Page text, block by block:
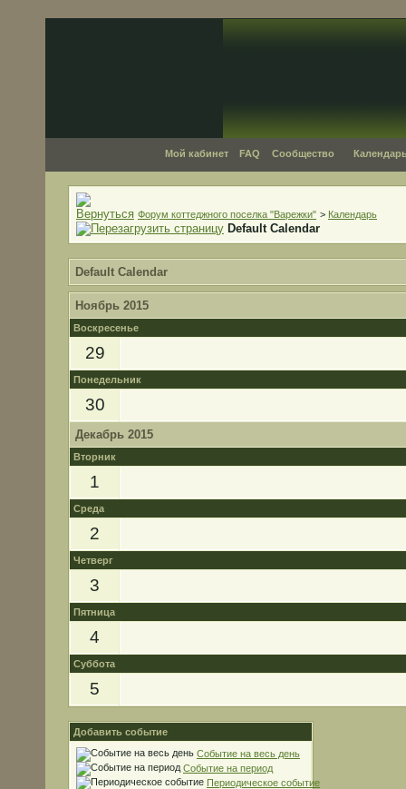
Мой кабинет FAQ Сообщество
Форум коттеджного поселка "Варежки" > Календарь
Default Calendar
Default Calendar
Ноябрь 2015
Воскресенье
29
Понедельник
30
Декабрь 2015
Вторник
1
Среда
2
Четверг
3
Пятница
4
Суббота
5
Добавить событие
Событие на весь день
Событие на период
Периодическое событие